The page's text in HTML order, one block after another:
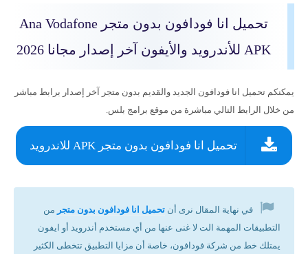
تحميل انا فودافون بدون متجر Ana Vodafone
APK للأندرويد والأيفون آخر إصدار مجانا 2026
يمكنكم تحميل انا فودافون الجديد والقديم بدون متجر آخر إصدار برابط مباشر
من خلال الرابط التالي مباشرة من موقع برامج بلس.
تحميل انا فودافون بدون متجر APK للاندرويد
في نهاية المقال نرى أن تحميل انا فودافون بدون متجر من
التطبيقات المهمة الت لا غنى عنها من أي مستخدم أندرويد أو ايفون
يمتلك خط من شركة فودافون، خاصة أن مزايا التطبيق تتخطى الكثير